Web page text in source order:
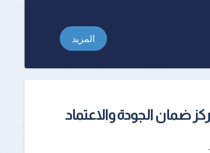
المزيد
ضمان الجودة والاعتماد